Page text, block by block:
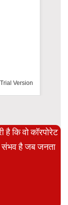
Version
कि वो कॉरपोरेट
संभव है जब जनता